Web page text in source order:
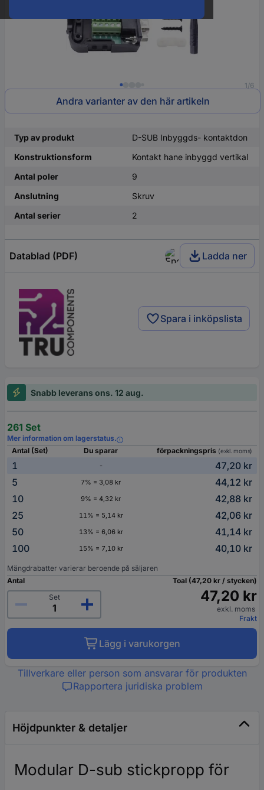
1/6
Andra varianter av den här artikeln
Typ av produkt
D-SUB Inbyggds- kontaktdon
Konstruktionsform
Kontakt hane inbyggd vertikal
Antal poler
9
Anslutning
Skruv
Antal serier
2
Datablad (PDF) Ladda ner
Spara i inköpslista
Snabb leverans ons. 12 aug.
261 Set
Mer information om lagerstatus.
Antal (Set)
Du sparar förpackningspris (exkl. moms)
1 -
47,20 kr
5
7% = 3,08 kr
44,12 kr
10
9% = 4,32 kr
42,88 kr
25
11% = 5,14 kr
42,06 kr
50
13% = 6,06 kr
41,14 kr
100
15% = 7,10 kr 40,10 kr
Mängdrabatter varierar beroende på säljaren
Antal
Set
Toal (47,20 kr / stycken)
47,20 kr
exkl. moms
Frakt
Lägg i varukorgen
Tillverkare eller person som ansvarar för produkten
Rapportera juridiska problem
Höjdpunkter & detaljer
Modular D-sub stickpropp för